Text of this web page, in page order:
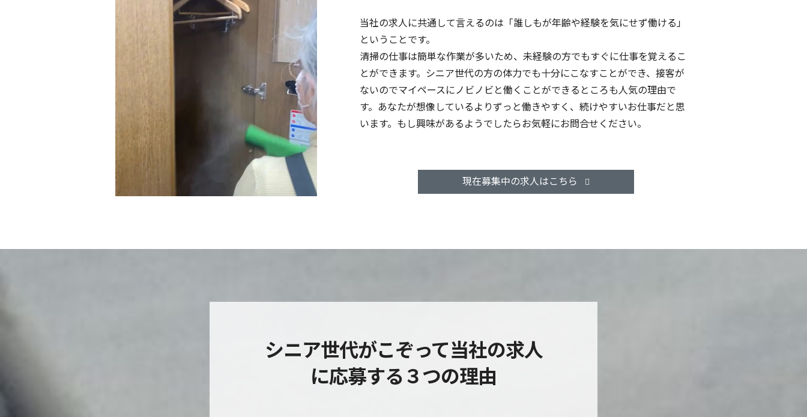
当社の求人に共通して言えるのは「誰しもが年齢や経験を気にせず働ける」
ということです。
清掃の仕事は簡単な作業が多いため、未経験の方でもすぐに仕事を覚えるこ
とができます。シニア世代の方の体力でも十分にこなすことができ、接客が
ないのでマイペースにノビノビと働くことができるところも人気の理由で
す。あなたが想像しているよりずっと働きやすく、続けやすいお仕事だと思
います。もし興味があるようでしたらお気軽にお問合せください。
現在募集中の求人はこちら
シニア世代がこぞって当社の求人
に応募する３つの理由